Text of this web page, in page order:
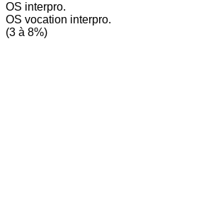
OS interpro.
OS vocation interpro.
(3 à 8%)